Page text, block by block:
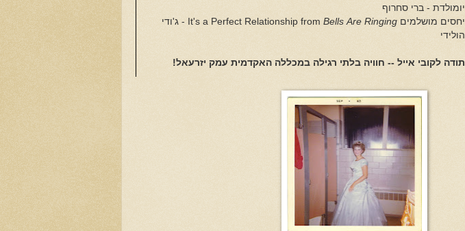
יומולדת - ברי סחרוף
יחסים מושלמים It's a Perfect Relationship from Bells Are Ringing
- ג'ודי
הולידי
תודה לקובי אייל -- חוויה בלתי רגילה במכללה האקדמית עמק יזרעאל!